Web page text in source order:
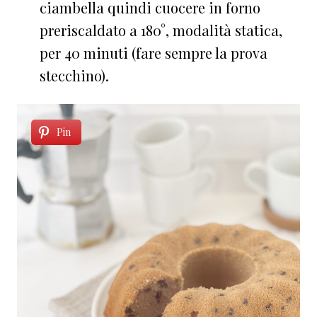
ciambella quindi cuocere in forno
preriscaldato a 180°, modalità statica,
per 40 minuti (fare sempre la prova
stecchino).⁠⁠
Pin